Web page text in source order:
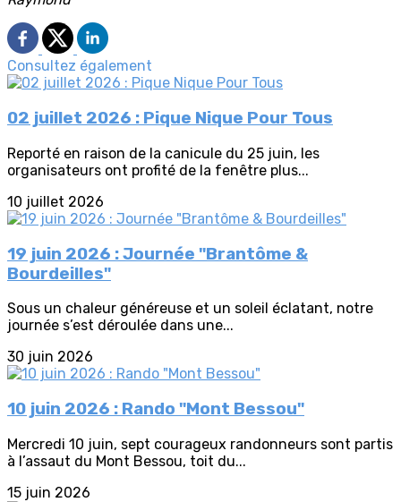
Consultez également
02 juillet 2026 : Pique Nique Pour Tous
Reporté en raison de la canicule du 25 juin, les
organisateurs ont profité de la fenêtre plus...
10 juillet 2026
19 juin 2026 : Journée "Brantôme &
Bourdeilles"
Sous un chaleur généreuse et un soleil éclatant, notre
journée s’est déroulée dans une...
30 juin 2026
10 juin 2026 : Rando "Mont Bessou"
Mercredi 10 juin, sept courageux randonneurs sont partis
à l’assaut du Mont Bessou, toit du...
15 juin 2026